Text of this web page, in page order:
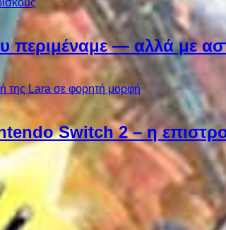
— αλλά με
Switch 2 – η